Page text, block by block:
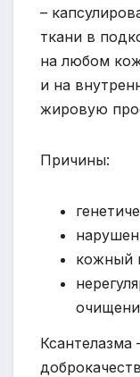
–
ткани в
на любом
и на
жировую
Причины:
кожный
Ксантелазма